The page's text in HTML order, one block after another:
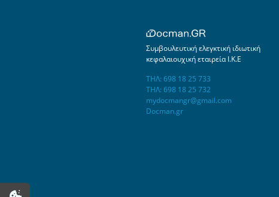
Συμβουλευτική ελεγκτική ιδιωτική
κεφαλαιουχική εταιρεία Ι.Κ.Ε
ΤΗΛ: 698 18 25 733
ΤΗΛ: 698 18 25 732
mydocmangr@gmail.com
Docman.gr